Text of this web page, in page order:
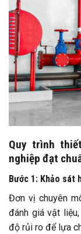
Quy trình
nghiệp đạt
Bước 1: Khảo sát
Đơn vị chuyên
đánh giá vật
độ rủi ro để lựa